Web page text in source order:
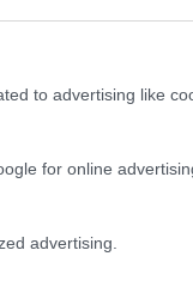
to advertising like
for online
advertising.
1989-
vár rájuk a